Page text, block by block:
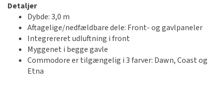
Detaljer
Dybde: 3,0 m
Aftagelige/nedfældbare dele: Front- og gavlpaneler
Integrereret udluftning i front
Myggenet i begge gavle
Commodore er tilgængelig i 3 farver: Dawn, Coast og
Etna